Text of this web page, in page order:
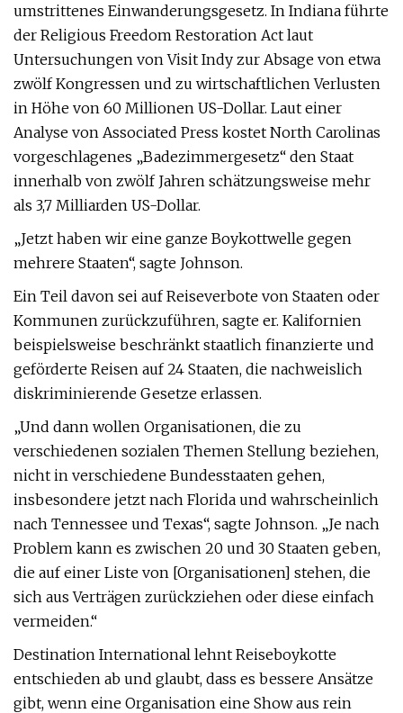
umstrittenes Einwanderungsgesetz. In Indiana führte
der Religious Freedom Restoration Act laut
Untersuchungen von Visit Indy zur Absage von etwa
zwölf Kongressen und zu wirtschaftlichen Verlusten
in Höhe von 60 Millionen US-Dollar. Laut einer
Analyse von Associated Press kostet North Carolinas
vorgeschlagenes „Badezimmergesetz“ den Staat
innerhalb von zwölf Jahren schätzungsweise mehr
als 3,7 Milliarden US-Dollar.
„Jetzt haben wir eine ganze Boykottwelle gegen
mehrere Staaten“, sagte Johnson.
Ein Teil davon sei auf Reiseverbote von Staaten oder
Kommunen zurückzuführen, sagte er. Kalifornien
beispielsweise beschränkt staatlich finanzierte und
geförderte Reisen auf 24 Staaten, die nachweislich
diskriminierende Gesetze erlassen.
„Und dann wollen Organisationen, die zu
verschiedenen sozialen Themen Stellung beziehen,
nicht in verschiedene Bundesstaaten gehen,
insbesondere jetzt nach Florida und wahrscheinlich
nach Tennessee und Texas“, sagte Johnson. „Je nach
Problem kann es zwischen 20 und 30 Staaten geben,
die auf einer Liste von [Organisationen] stehen, die
sich aus Verträgen zurückziehen oder diese einfach
vermeiden.“
Destination International lehnt Reiseboykotte
entschieden ab und glaubt, dass es bessere Ansätze
gibt, wenn eine Organisation eine Show aus rein